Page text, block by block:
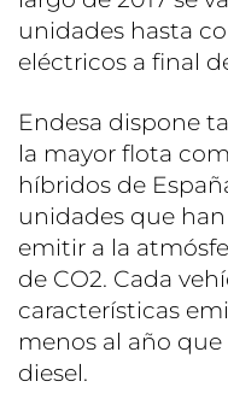
unidades hasta
eléctricos a final
Endesa dispone
la mayor flota
híbridos de
unidades que
emitir a la
de CO2. Cada
características
menos al año
diesel.